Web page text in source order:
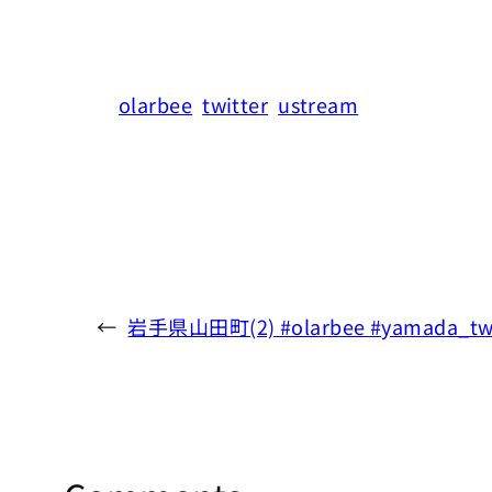
olarbee twitter ustream
← 岩手県山田町(2) #olarbee